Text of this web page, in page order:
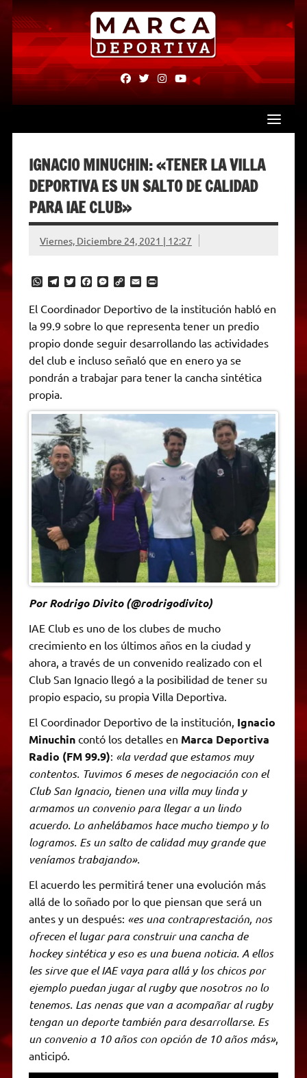
Skip
content
fab
fa-
fab
fa-
fab fab
IGNACIO MINUCHIN: «TENER LA VILLA
DEPORTIVA ES UN SALTO DE CALIDAD
PARA IAE CLUB»
Viernes, Diciembre 24, 2021 | 12:27
W
a
t
s
p
p
T
e
g
a
m
T
t
t
r
F
e
b
o
k
M
s
s
e
n
g
e
C
y
L
n
k
E
i
l
P
i
n
t
r
i
n
y
El Coordinador Deportivo de la institución habló en
la 99.9 sobre lo que representa tener un predio
propio donde seguir desarrollando las actividades
del club e incluso señaló que en enero ya se
pondrán a trabajar para tener la cancha sintética
propia.
Por Rodrigo Divito (@rodrigodivito)
IAE Club es uno de los clubes de mucho
crecimiento en los últimos años en la ciudad y
ahora, a través de un convenido realizado con el
Club San Ignacio llegó a la posibilidad de tener su
propio espacio, su propia Villa Deportiva.
El Coordinador Deportivo de la institución, Ignacio
Minuchincontó los detalles en Marca Deportiva
Radio (FM 99.9): «la verdad que estamos muy
contentos. Tuvimos 6 meses de negociación con el
Club San Ignacio, tienen una villa muy linda y
armamos un convenio para llegar a un lindo
acuerdo. Lo anhelábamos hace mucho tiempo y lo
logramos. Es un salto de calidad muy grande que
veníamos trabajando».
El acuerdo les permitirá tener una evolución más
allá de lo soñado por lo que piensan que será un
antes y un después: «es una contraprestación, nos
ofrecen el lugar para construir una cancha de
hockey sintética y eso es una buena noticia. A ellos
les sirve que el IAE vaya para allá y los chicos por
ejemplo puedan jugar al rugby que nosotros no lo
tenemos. Las nenas que van a acompañar al rugby
tengan un deporte también para desarrollarse. Es
un convenio a 10 años con opción de 10 años más»,
anticipó.